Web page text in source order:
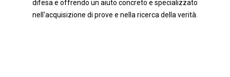
difesa e offrendo un aiuto concreto e specializzato
nell'acquisizione di prove e nella ricerca della verità.